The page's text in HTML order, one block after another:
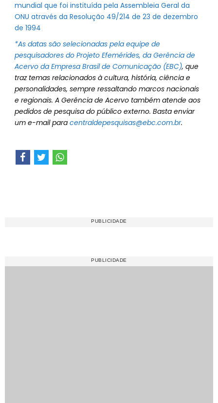
mundial que foi instituída pela Assembleia Geral da
ONU através da Resolução 49/214 de 23 de dezembro
de 1994
*As datas são selecionadas pela equipe de
pesquisadores do Projeto Efemérides, da Gerência de
Acervo da Empresa Brasil de Comunicação (EBC), que
traz temas relacionados à cultura, história, ciência e
personalidades, sempre ressaltando marcos nacionais
e regionais. A Gerência de Acervo também atende aos
pedidos de pesquisa do público externo. Basta enviar
um e-mail para centraldepesquisas@ebc.com.br.